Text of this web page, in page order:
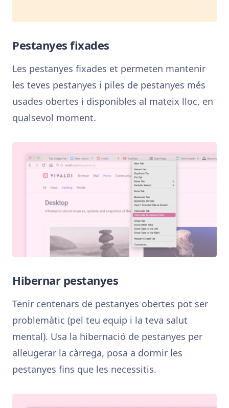
Pestanyes fixades
Les pestanyes fixades et permeten mantenir
les teves pestanyes i piles de pestanyes més
usades obertes i disponibles al mateix lloc, en
qualsevol moment.
Hibernar pestanyes
Tenir centenars de pestanyes obertes pot ser
problemàtic (pel teu equip i la teva salut
mental). Usa la hibernació de pestanyes per
alleugerar la càrrega, posa a dormir les
pestanyes fins que les necessitis.